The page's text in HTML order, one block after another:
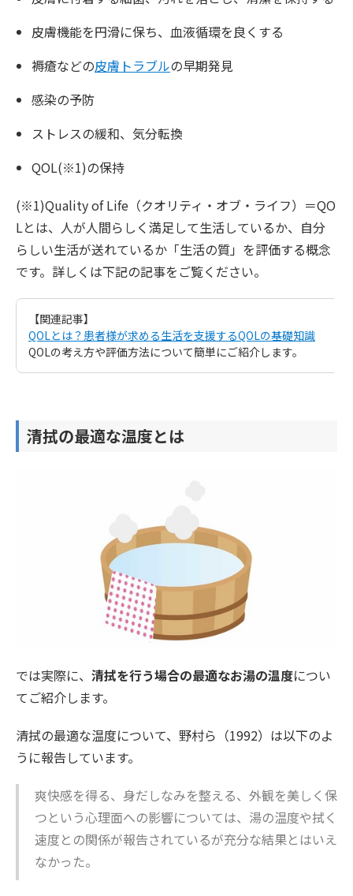
皮膚機能を円滑に保ち、血液循環を良くする
褥瘡などの皮膚トラブルの早期発見
感染の予防
ストレスの緩和、気分転換
QOL(※1)の保持
(※1)Quality of Life（クオリティ・オブ・ライフ）＝QO
Lとは、人が人間らしく満足して生活しているか、自分
らしい生活が送れているか「生活の質」を評価する概念
です。詳しくは下記の記事をご覧ください。
【関連記事】
QOLとは？患者様が求める生活を支援するQOLの基礎知識
QOLの考え方や評価方法について簡単にご紹介します。
清拭の最適な温度とは
では実際に、 清拭を行う場合の最適なお湯の温度につい
てご紹介します。
清拭の最適な温度について、野村ら（1992）は以下のよ
うに報告しています。
爽快感を得る、身だしなみを整える、外観を美しく保
つという心理面への影響については、湯の温度や拭く
速度との関係が報告されているが充分な結果とはいえ
なかった。